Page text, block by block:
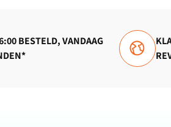
BESTELD, VANDAAG